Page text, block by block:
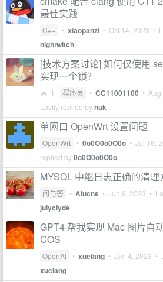
最佳实践
C++ • xiaopanzi • Oct 14, 2023 •
nightwitch
[技术方案讨论] 如何仅使用
实现一个锁？
1 程序员 • CC11001100 •
Lastly replied bynuk
单网口 OpenWrt 设置问题
OpenWrt • 0o0O0o0O0o • Jul 16,
replied by0o0O0o0O0o
MYSQL 中继日志正确的清理
问与答 • Alucns • Jun 9, 2023 •
julyclyde
GPT4 帮我实现 Mac 图片自
COS
OpenAI • xuelang • Jun 4, 2023 •
xuelang